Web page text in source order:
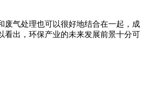
废气处理也可以很好地结合在一起，成
看出，环保产业的未来发展前景十分可